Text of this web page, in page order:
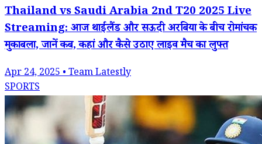
Thailand vs Saudi Arabia 2nd T20 2025 Live
Streaming: आज थाईलैंड और सऊदी अरबिया के बीच रोमांचक
मुकाबला, जानें कब, कहां और कैसे उठाए लाइव मैच का लुफ्त
Apr 24, 2025 • Team Latestly
SPORTS